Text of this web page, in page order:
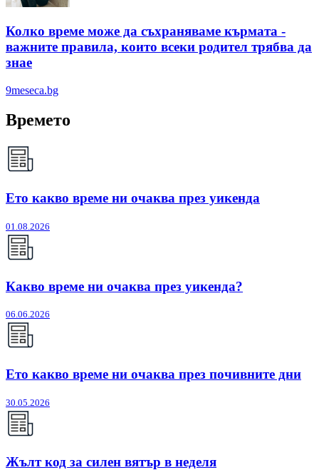
Колко време може да съхраняваме кърмата -
важните правила, които всеки родител трябва да
знае
9meseca.bg
Времето
Ето какво време ни очаква през уикенда
01.08.2026
Какво време ни очаква през уикенда?
06.06.2026
Ето какво време ни очаква през почивните дни
30.05.2026
Жълт код за силен вятър в неделя